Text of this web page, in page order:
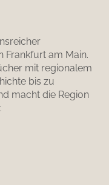
Frankfurt am Main.
mit regionalem
bis zu
macht die Region